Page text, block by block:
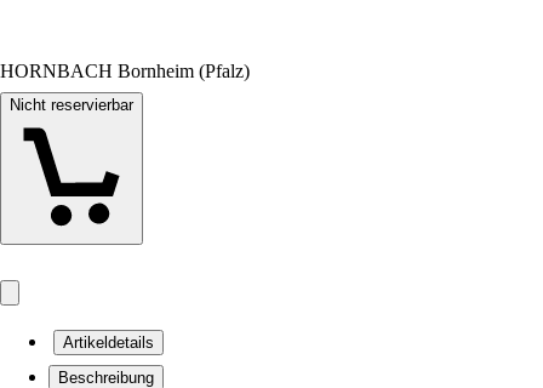
HORNBACH Bornheim (Pfalz)
Nicht reservierbar
Artikeldetails
Beschreibung